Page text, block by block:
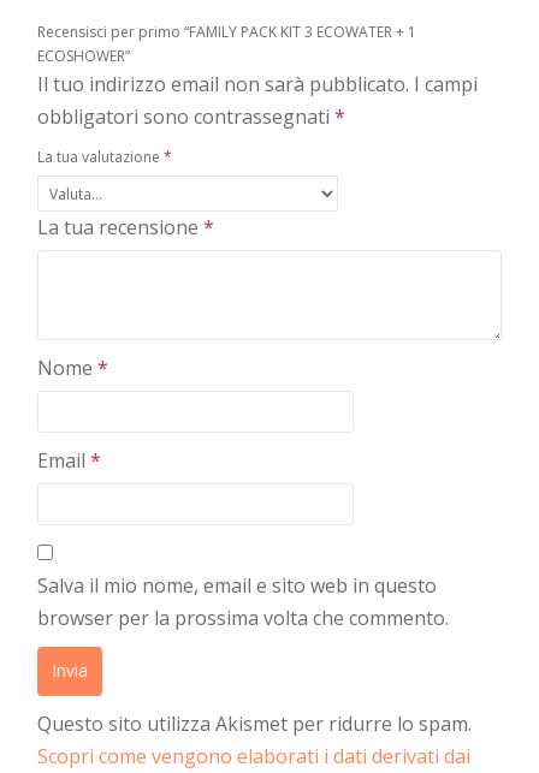
Recensisci per primo “FAMILY PACK KIT 3 ECOWATER + 1
ECOSHOWER”
Il tuo indirizzo email non sarà pubblicato. I campi
obbligatori sono contrassegnati *
La tua valutazione *
La tua recensione *
Nome *
Email *
Salva il mio nome, email e sito web in questo
browser per la prossima volta che commento.
Questo sito utilizza Akismet per ridurre lo spam.
Scopri come vengono elaborati i dati derivati dai